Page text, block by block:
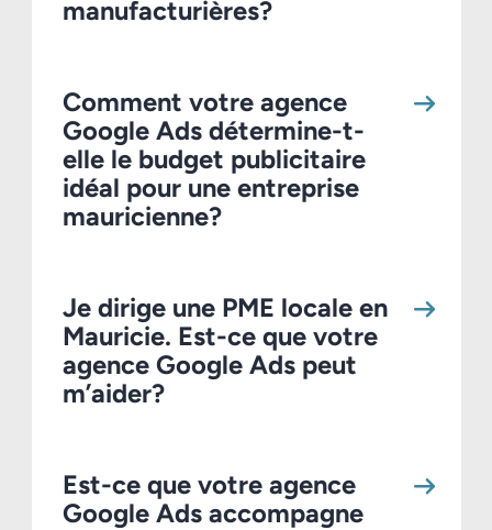
manufacturières?
Comment votre agence
Google Ads détermine-t-
elle le budget publicitaire
idéal pour une entreprise
mauricienne?
Je dirige une PME locale en
Mauricie. Est-ce que votre
agence Google Ads peut
m’aider?
Est-ce que votre agence
Google Ads accompagne